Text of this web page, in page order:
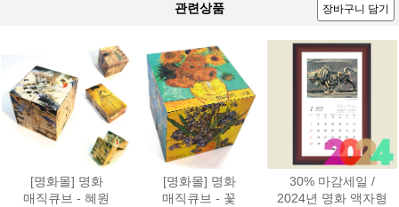
관련상품 장바구니 담기
[명화몰] 명화
매직큐브 - 혜원
[명화몰] 명화
매직큐브 - 꽃
30% 마감세일 /
2024년 명화 액자형